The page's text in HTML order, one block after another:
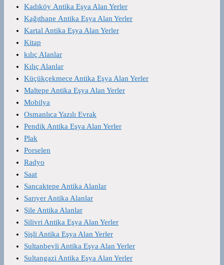
Kadıköy Antika Eşya Alan Yerler
Kağıthane Antika Eşya Alan Yerler
Kartal Antika Eşya Alan Yerler
Kitap
kılıç Alanlar
Kılıç Alanlar
Küçükçekmece Antika Eşya Alan Yerler
Maltepe Antika Eşya Alan Yerler
Mobilya
Osmanlıca Yazılı Evrak
Pendik Antika Eşya Alan Yerler
Plak
Porselen
Radyo
Saat
Sancaktepe Antika Alanlar
Sarıyer Antika Alanlar
Şile Antika Alanlar
Silivri Antika Eşya Alan Yerler
Şişli Antika Eşya Alan Yerler
Sultanbeyli Antika Eşya Alan Yerler
Sultangazi Antika Eşya Alan Yerler